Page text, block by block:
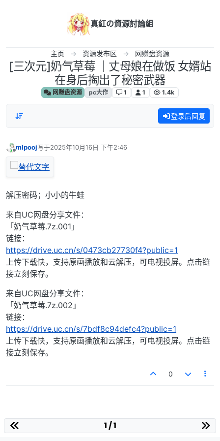
真紅の資源討論組
主页 资源发布区 网赚盘资源
[三次元]奶气草莓 ｜丈母娘在做饭 女婿站
在身后掏出了秘密武器
网赚盘资源 pc大作 1 1 1.4k
登录后回复
mlpooj写于2025年10月16日 下午2:46
最后由 编辑
解压密码；小小的牛蛙
来自UC网盘分享文件：
「奶气草莓.7z.001」
链接：
https://drive.uc.cn/s/0473cb27730f4?public=1
上传下载快，支持原画播放和云解压，可电视投屏。点击链
接立刻保存。
来自UC网盘分享文件：
「奶气草莓.7z.002」
链接：
https://drive.uc.cn/s/7bdf8c94defc4?public=1
上传下载快，支持原画播放和云解压，可电视投屏。点击链
接立刻保存。
0
1 / 1